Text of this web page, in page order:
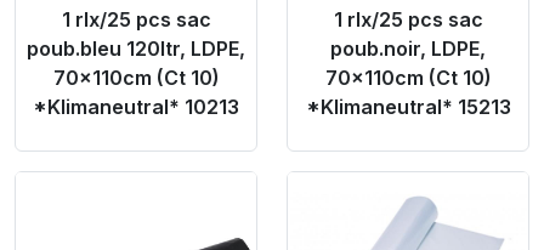
1 rlx/25 pcs sac
poub.bleu 120ltr, LDPE,
70x110cm (Ct 10)
*Klimaneutral* 10213
1 rlx/25 pcs sac
poub.noir, LDPE,
70x110cm (Ct 10)
*Klimaneutral* 15213
Product Link